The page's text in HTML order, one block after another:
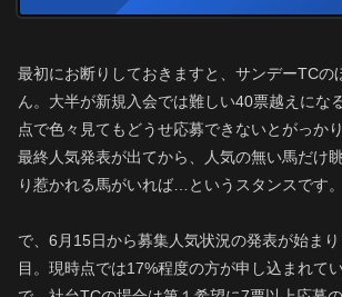
最初にお断りしておきますと、サンデーTCの
ん。大半が新規入会では難しい40票越えにな
点で色々見てもどうせ応募できないとがっか
最終人気発表が出てから、人気の無い馬だけ
り惹かれる馬がいれば…というスタンスです。
で、6月15日から募集人気状況の発表が始ま
目。現時点では17%程度の方が申し込まれて